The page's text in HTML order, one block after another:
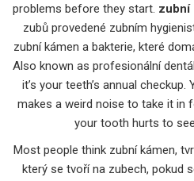
problems before they start. zubní
zubů provedené zubním
zubní kámen a bakterie, které
Also known as profesionální
it’s your teeth’s annual checkup.
makes a weird noise to take it in
your tooth hurts to
Most people think zubní kámen,
který se tvoří na zubech, pokud